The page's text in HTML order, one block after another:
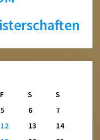
F S
S
5 6
7
12 13
14